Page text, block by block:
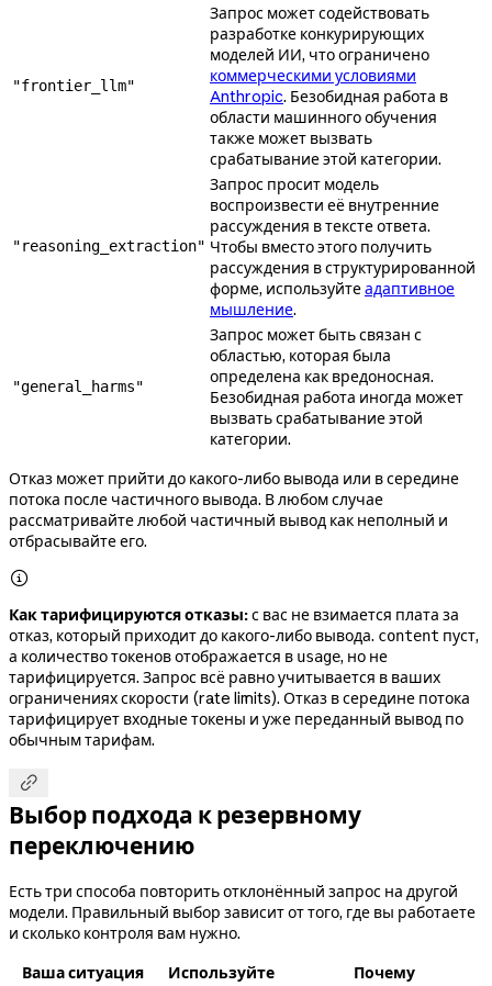
"frontier_llm"
Запрос может содействовать
разработке конкурирующих
моделей ИИ, что ограничено
коммерческими условиями
Anthropic. Безобидная работа в
области машинного обучения
также может вызвать
срабатывание этой категории.
"reasoning_extraction"
Запрос просит модель
воспроизвести её внутренние
рассуждения в тексте ответа.
Чтобы вместо этого получить
рассуждения в структурированной
форме, используйтеадаптивное
мышление.
"general_harms"
Запрос может быть связан с
областью, которая была
определена как вредоносная.
Безобидная работа иногда может
вызвать срабатывание этой
категории.
Отказ может прийти до какого-либо вывода или в середине
потока после частичного вывода. В любом случае
рассматривайте любой частичный вывод как неполный и
отбрасывайте его.

Как тарифицируются отказы:с вас не взимается плата за
отказ, который приходит до какого-либо вывода. content пуст,
а количество токенов отображается в usage, но не
тарифицируется. Запрос всё равно учитывается в ваших
ограничениях скорости (rate limits). Отказ в середине потока
тарифицирует входные токены и уже переданный вывод по
обычным тарифам.

Выбор подхода к резервному
переключению
Есть три способа повторить отклонённый запрос на другой
модели. Правильный выбор зависит от того, где вы работаете
и сколько контроля вам нужно.
Ваша ситуация
Используйте
Почему